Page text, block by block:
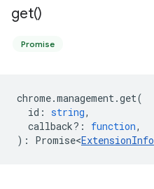
get()
Promise
chrome.management.get(
id : string,
callback? : function,
) : Promise<ExtensionInfo